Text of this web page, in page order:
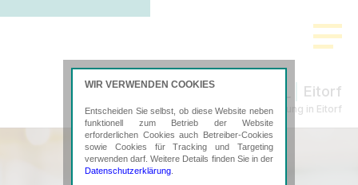
Eitorf
Steuerberatung in Eitorf
WIR VERWENDEN COOKIES
Entscheiden Sie selbst, ob diese Website neben
funktionell zum Betrieb der Website
erforderlichen Cookies auch Betreiber-Cookies
sowie Cookies für Tracking und Targeting
verwenden darf. Weitere Details finden Sie in der
Datenschutzerklärung